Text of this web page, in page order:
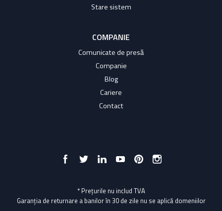
Stare sistem
COMPANIE
Comunicate de presă
Companie
Blog
Cariere
Contact
* Prețurile nu includ TVA
Garanția de returnare a banilor în 30 de zile nu se aplică domeniilor